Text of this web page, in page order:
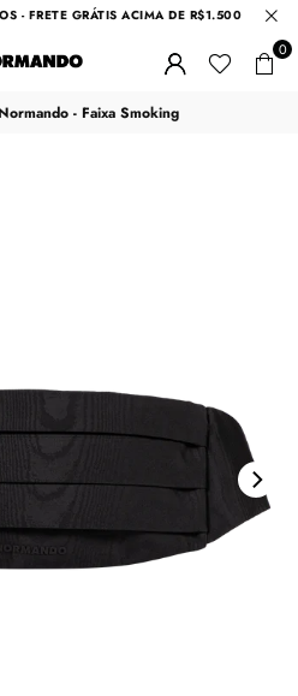
- FRETE GRÁTIS ACIMA DE R$1.500
NORMANDO
0
- Faixa Smoking